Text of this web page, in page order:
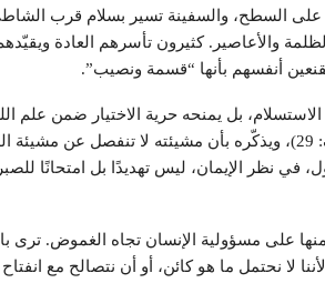
على السطح، والسفينة تسير بسلام قرب
والأعاصير. كثيرون تأسرهم العادة
أنفسهم بأنها “قسمة ونصيب”.
الاستسلام، بل يمنحه حرية الاختيار ضمن علم
فليؤمن ومن شاء فليكفر” (الكهف: 29)، ويذكّره بأن مشيئته لا تنفصل
30). والمجهول، في نظر الإيمان، ليس تهديدًا بل
على مسؤولية الإنسان تجاه الغموض. ترى
لا نحتمل ما هو كائن، أو أن نتصالح مع انفتاح